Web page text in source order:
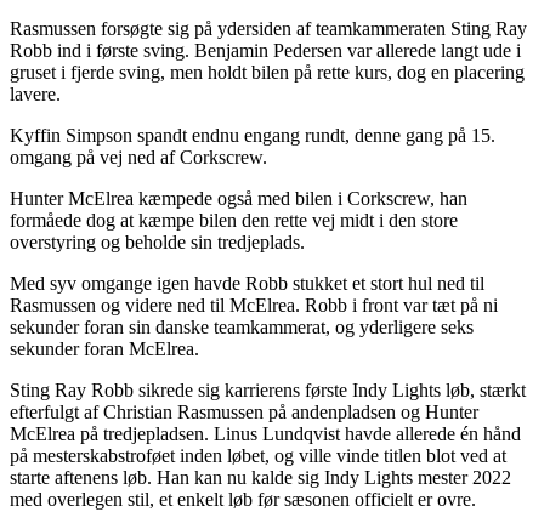
Rasmussen forsøgte sig på ydersiden af teamkammeraten Sting Ray
Robb ind i første sving. Benjamin Pedersen var allerede langt ude i
gruset i fjerde sving, men holdt bilen på rette kurs, dog en placering
lavere.
Kyffin Simpson spandt endnu engang rundt, denne gang på 15.
omgang på vej ned af Corkscrew.
Hunter McElrea kæmpede også med bilen i Corkscrew, han
formåede dog at kæmpe bilen den rette vej midt i den store
overstyring og beholde sin tredjeplads.
Med syv omgange igen havde Robb stukket et stort hul ned til
Rasmussen og videre ned til McElrea. Robb i front var tæt på ni
sekunder foran sin danske teamkammerat, og yderligere seks
sekunder foran McElrea.
Sting Ray Robb sikrede sig karrierens første Indy Lights løb, stærkt
efterfulgt af Christian Rasmussen på andenpladsen og Hunter
McElrea på tredjepladsen. Linus Lundqvist havde allerede én hånd
på mesterskabstroføet inden løbet, og ville vinde titlen blot ved at
starte aftenens løb. Han kan nu kalde sig Indy Lights mester 2022
med overlegen stil, et enkelt løb før sæsonen officielt er ovre.